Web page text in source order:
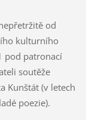
od
kulturního
pod patronací
soutěže
Kunštát (v letech
poezie).